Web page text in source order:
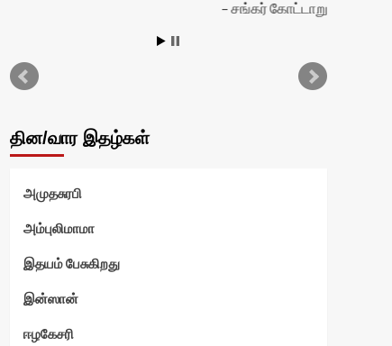
சங்கர் கோட்டாறு
தின/வார இதழ்கள்
அமுதசுரபி
அம்புலிமாமா
இதயம் பேசுகிறது
இன்ஸான்
ஈழகேசரி